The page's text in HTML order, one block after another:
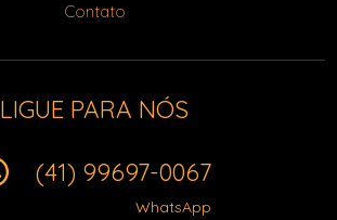
Contato
LIGUE PARA NÓS
(41) 99697-0067
WhatsApp